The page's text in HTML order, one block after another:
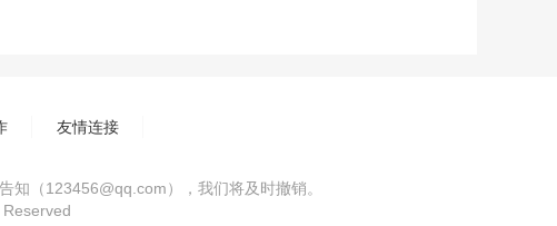
友情连接
（123456@qq.com），我们将及时撤销。